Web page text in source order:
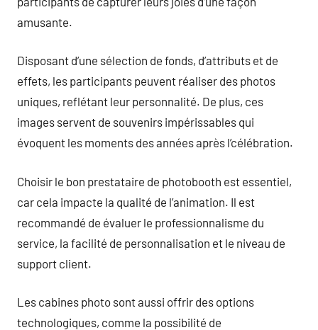
amusante.
Disposant d’une sélection de fonds, d’attributs et de
effets, les participants peuvent réaliser des photos
uniques, reflétant leur personnalité. De plus, ces
images servent de souvenirs impérissables qui
évoquent les moments des années après l’célébration.
Choisir le bon prestataire de photobooth est essentiel,
car cela impacte la qualité de l’animation. Il est
recommandé de évaluer le professionnalisme du
service, la facilité de personnalisation et le niveau de
support client.
Les cabines photo sont aussi offrir des options
technologiques, comme la possibilité de